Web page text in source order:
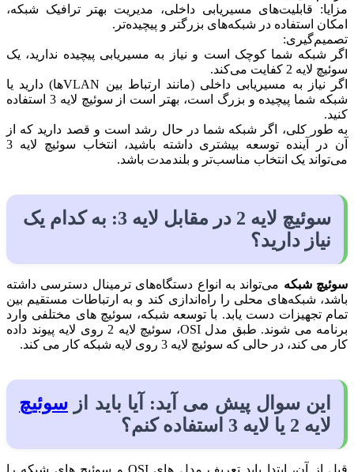
مزایا: قابلیت‌های مسیریابی داخلی، مدیریت بهتر ترافیک شبکه،
امکان استفاده در شبکه‌های بزرگتر و پیچیده‌تر.
تصمیم‌گیری:
اگر شبکه شما کوچک است و نیاز به مسیریابی پیچیده ندارید، یک
سوئیچ لایه 2 کفایت می‌کند.
اگر نیاز به مسیریابی داخلی (مانند ارتباط بین VLAN‌ها) دارید یا
شبکه شما پیچیده و بزرگ است، بهتر است از سوئیچ لایه 3 استفاده
کنید.
به طور کلی، اگر شبکه شما در حال رشد است و قصد دارید که از
آن در آینده توسعه بیشتری داشته باشید، انتخاب سوئیچ لایه 3
می‌تواند یک انتخاب مناسب‌تر و بلندمدت باشد.
سوئیچ لایه 2 در مقابل لایه 3: به کدام یک
نیاز دارید؟
سوئیچ شبکه می‌تواند به انواع دستگاه‌های ترمینال دسترسی داشته
باشد، شبکه‌های محلی را راه‌اندازی کند و به ارتباطات مستقیم بین
تمام تجهیزات دست یابد. با توسعه شبکه، سوئیچ های مختلفی وارد
برنامه می شوند. طبق مدل OSI، سوئیچ لایه 2 روی لایه پیوند داده
کار می کند، در حالی که سوئیچ لایه 3 روی لایه شبکه کار می کند.
این سوال پیش می آید: آیا باید از سوئیچ
لایه 2 یا لایه 3 استفاده کنم؟
قبل از آن، ابتدا باید تعریف مدل های OSI و سوئیچ های شبکه را